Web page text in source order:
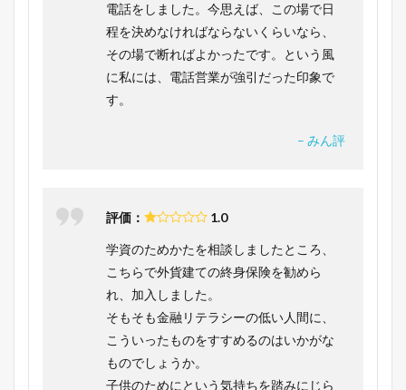
電話をしました。今思えば、この場で日
程を決めなければならないくらいなら、
その場で断ればよかったです。という風
に私には、電話営業が強引だった印象で
す。
– みん評
評価： 1.0
学資のためかたを相談しましたところ、
こちらで外貨建ての終身保険を勧めら
れ、加入しました。
そもそも金融リテラシーの低い人間に、
こういったものをすすめるのはいかがな
ものでしょうか。
子供のためにという気持ちを踏みにじら